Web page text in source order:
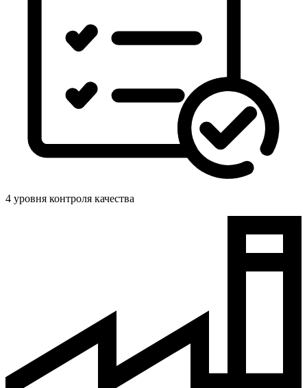
4 уровня контроля качества